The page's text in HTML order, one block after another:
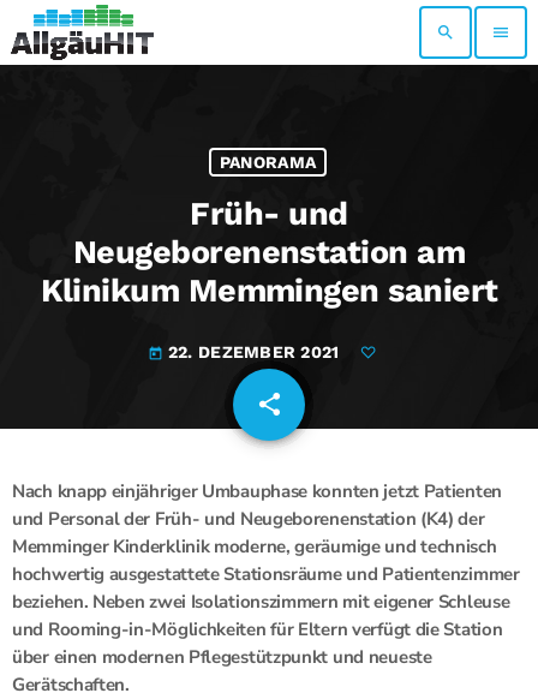
search menu
PANORAMA
Früh- und
Neugeborenenstation am
Klinikum Memmingen saniert
today 22. DEZEMBER 2021
share
email
Nach knapp einjähriger Umbauphase konnten jetzt Patienten
und Personal der Früh- und Neugeborenenstation (K4) der
Memminger Kinderklinik moderne, geräumige und technisch
hochwertig ausgestattete Stationsräume und Patientenzimmer
beziehen. Neben zwei Isolationszimmern mit eigener Schleuse
und Rooming-in-Möglichkeiten für Eltern verfügt die Station
über einen modernen Pflegestützpunkt und neueste
Gerätschaften.